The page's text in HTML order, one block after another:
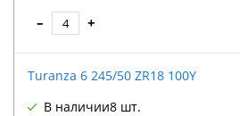
– +
Turanza 6 245/50 ZR18 100Y
В наличии8 шт.